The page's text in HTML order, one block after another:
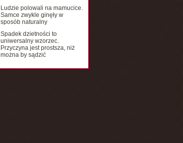
Ludzie polowali na mamucice.
Samce zwykle ginęły w
sposób naturalny
Spadek dzietności to
uniwersalny wzorzec.
Przyczyna jest prostsza, niż
można by sądzić